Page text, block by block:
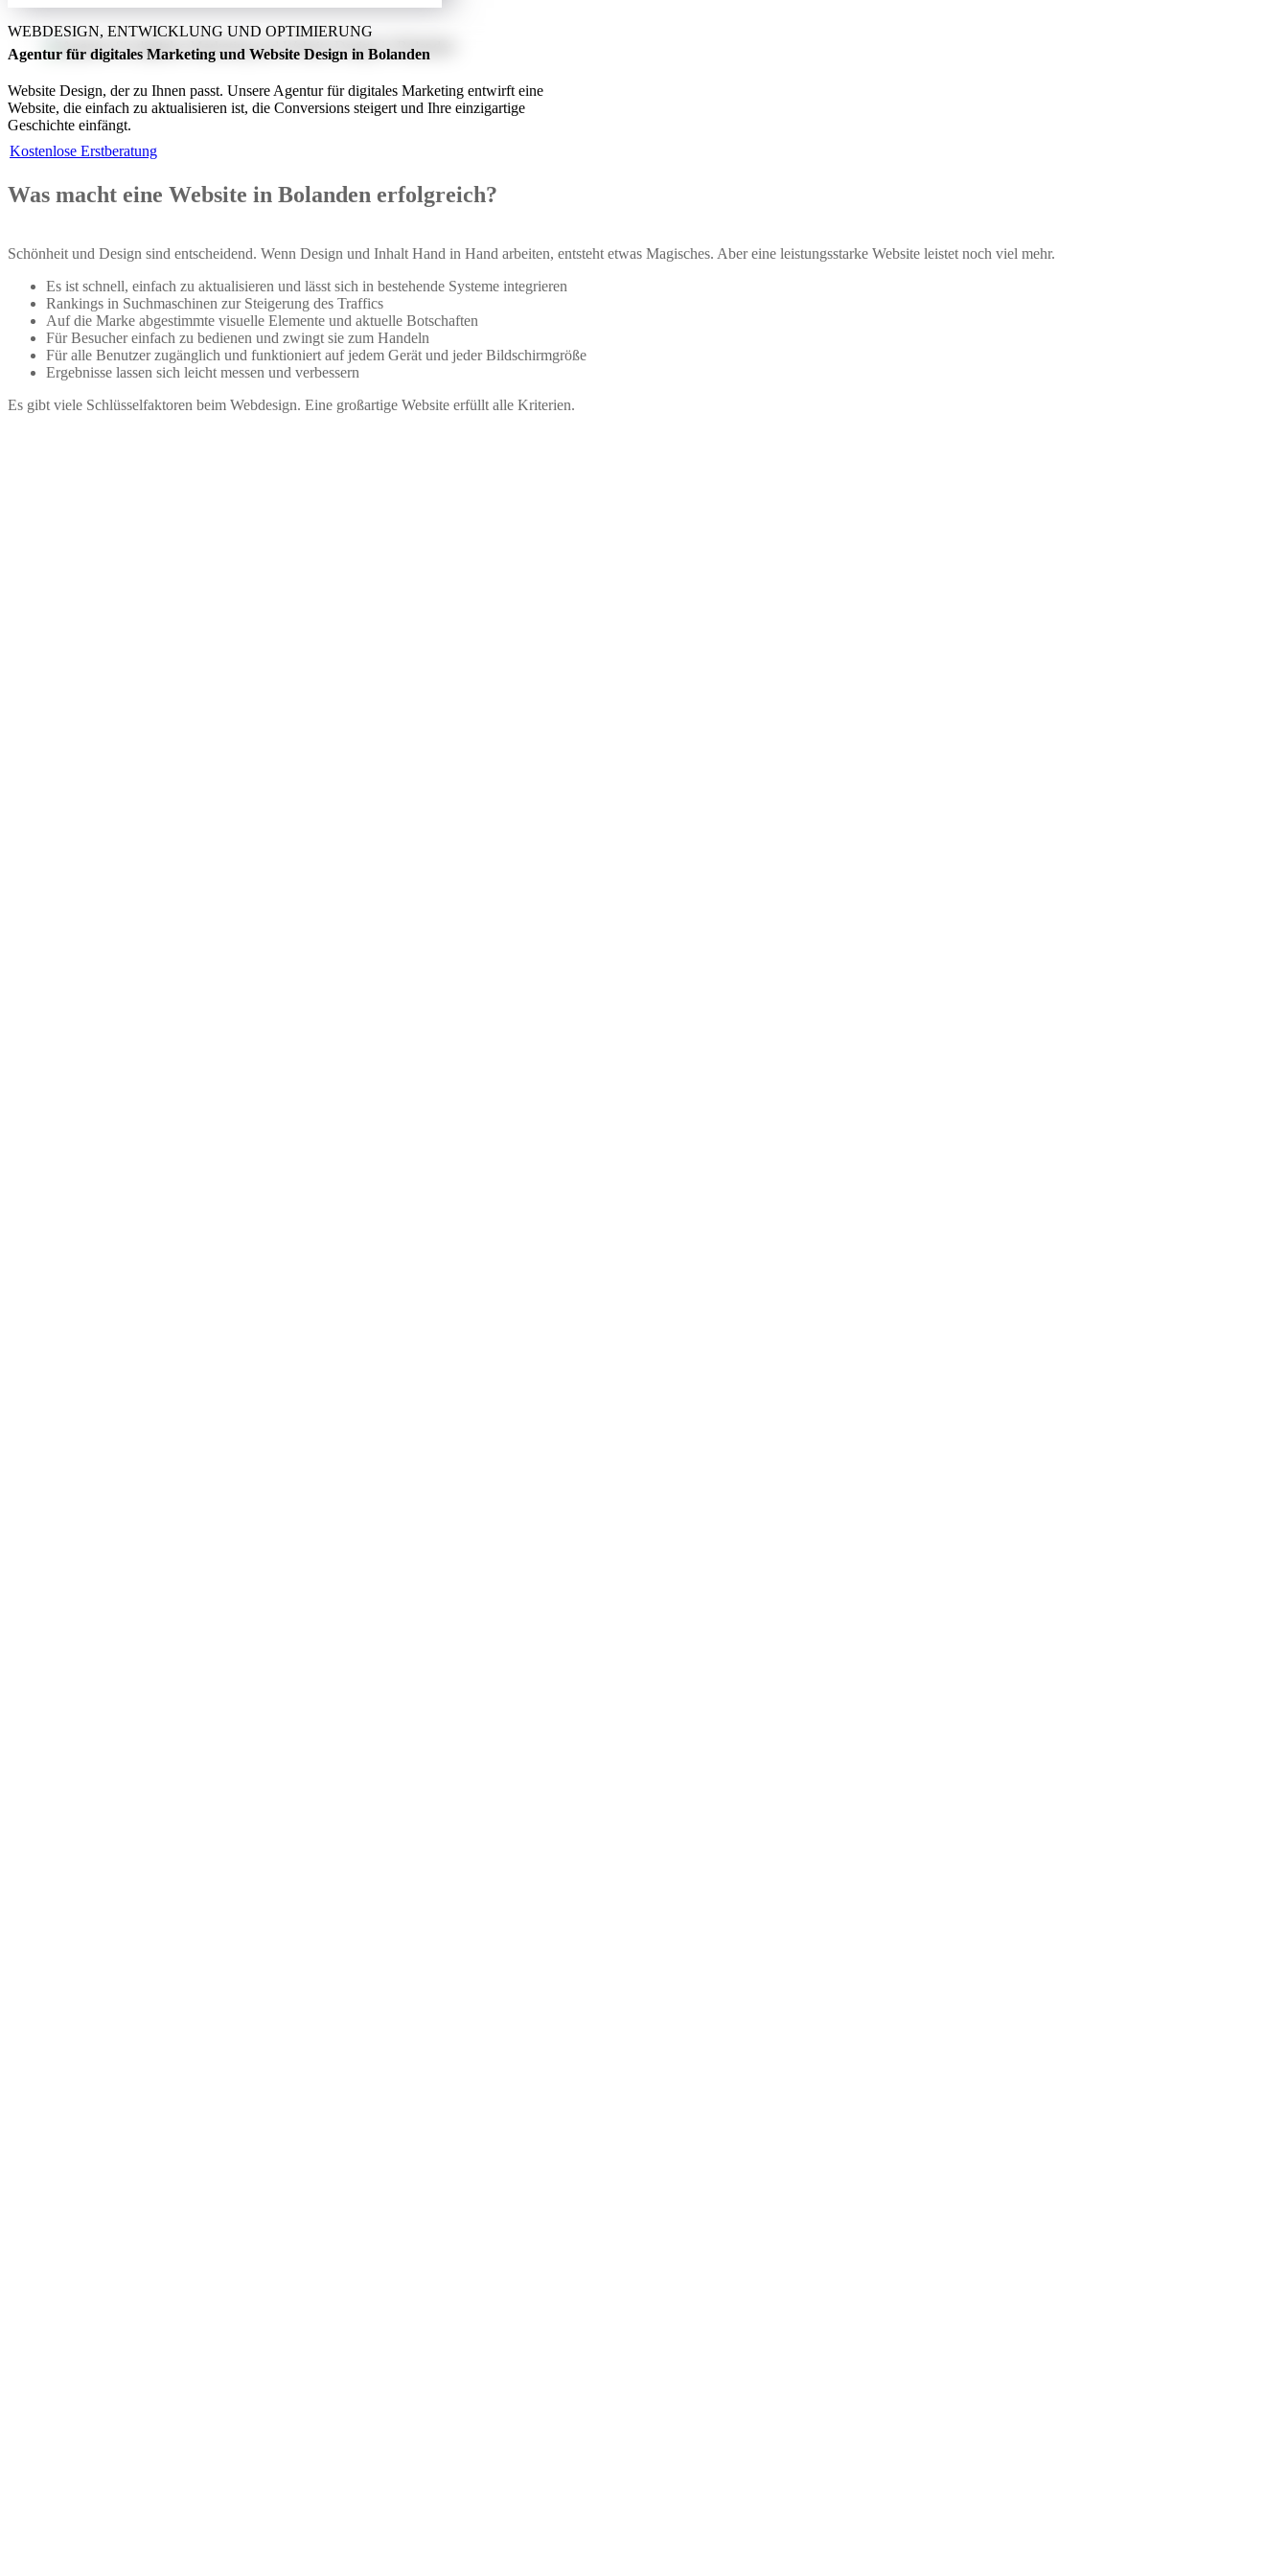
WEBDESIGN, ENTWICKLUNG UND OPTIMIERUNG
Agentur für digitales Marketing und Website Design in Bolanden
Website Design, der zu Ihnen passt. Unsere Agentur für digitales Marketing entwirft eine
Website, die einfach zu aktualisieren ist, die Conversions steigert und Ihre einzigartige
Geschichte einfängt.
Kostenlose Erstberatung
Was macht eine Website in Bolanden erfolgreich?
Schönheit und Design sind entscheidend. Wenn Design und Inhalt Hand in Hand arbeiten, entsteht etwas Magisches. Aber eine leistungsstarke Website leistet noch viel mehr.
Es ist schnell, einfach zu aktualisieren und lässt sich in bestehende Systeme integrieren
Rankings in Suchmaschinen zur Steigerung des Traffics
Auf die Marke abgestimmte visuelle Elemente und aktuelle Botschaften
Für Besucher einfach zu bedienen und zwingt sie zum Handeln
Für alle Benutzer zugänglich und funktioniert auf jedem Gerät und jeder Bildschirmgröße
Ergebnisse lassen sich leicht messen und verbessern
Es gibt viele Schlüsselfaktoren beim Webdesign. Eine großartige Website erfüllt alle Kriterien.